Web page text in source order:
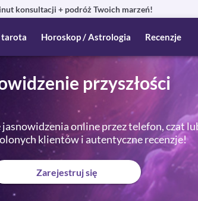
konsultacji + podróż Twoich marzeń!
tarota Horoskop / Astrologia Recenzje
przyszłości
online przez telefon, czat
klientów i autentyczne recenzje!
Zarejestruj się